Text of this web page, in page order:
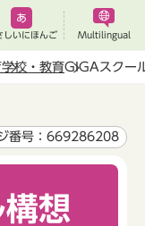
しいにほんご Multilingual
学校・教育GIGAスクー
番号：669286208
想